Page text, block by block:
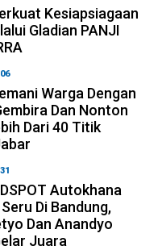
Kesiapsiagaan
Gladian PANJI
Warga Dengan
Dan Nonton
Dari 40 Titik
Autokhana
Di Bandung,
Dan Anandyo
Juara